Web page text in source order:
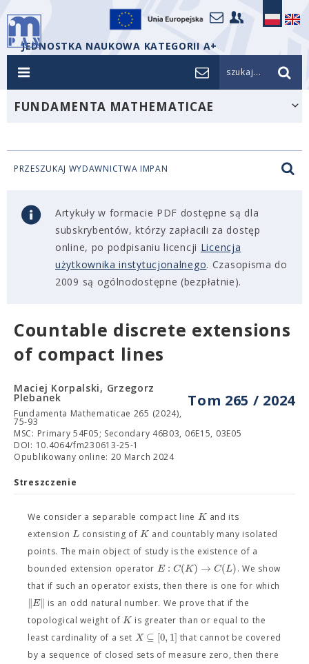
JEDNOSTKA NAUKOWA KATEGORII A+
szukaj...
FUNDAMENTA MATHEMATICAE
PRZESZUKAJ WYDAWNICTWA IMPAN
Artykuły w formacie PDF dostępne są dla
subskrybentów, którzy zapłacili za dostęp
online, po podpisaniu licencji Licencja
użytkownika instytucjonalnego. Czasopisma do
2009 są ogólnodostępne (bezpłatnie).
Countable discrete extensions
of compact lines
Tom 265 / 2024
Maciej Korpalski, Grzegorz
Plebanek
Fundamenta Mathematicae 265 (2024),
75-93
MSC: Primary 54F05; Secondary 46B03, 06E15, 03E05
DOI: 10.4064/fm230613-25-1
Opublikowany online: 20 March 2024
Streszczenie
We consider a separable compact line Kand its
extension Lconsisting ofK and countably many isolated
points. The main object of study is the existence of a
bounded extension operator E : C(K) → C(L). We show
that if such an operator exists, then there is one for which
∥E∥ is an odd natural number. We prove that if the
topological weight ofK is greater than or equal to the
least cardinality of a set X ⊆ [0, 1] that cannot be covered
by a sequence of closed sets of measure zero, then there